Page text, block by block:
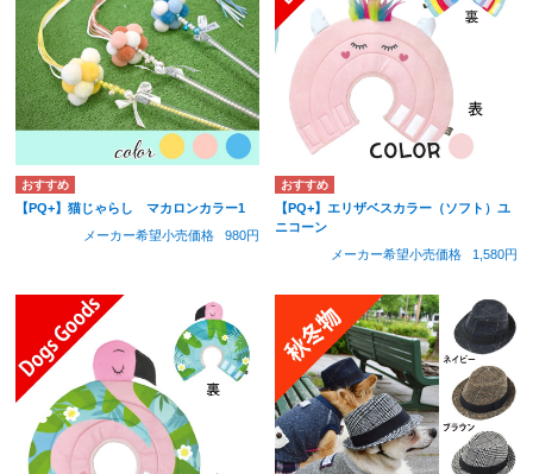
【PQ+】猫じゃらし マカロンカラー1
メーカー希望小売価格
980円
【PQ+】エリザベスカラー（ソフト）ユ
ニコーン
メーカー希望小売価格
1,580円